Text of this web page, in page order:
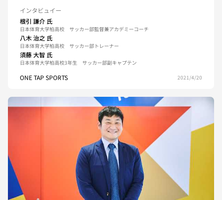
インタビュイー
根引 謙介 氏
日本体育大学柏高校 サッカー部監督兼アカデミーコーチ
八木 治之 氏
日本体育大学柏高校 サッカー部トレーナー
須藤 大智 氏
日本体育大学柏高校3年生 サッカー部副キャプテン
ONE TAP SPORTS 2021/4/20